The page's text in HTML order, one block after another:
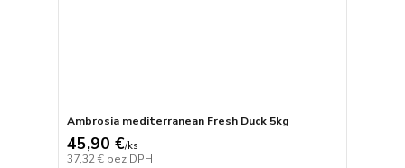
Ambrosia mediterranean Fresh Duck 5kg
45,90 €/ks
37,32 € bez DPH